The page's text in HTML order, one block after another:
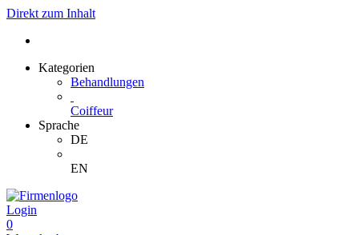
Direkt zum Inhalt
Kategorien
Behandlungen
Coiffeur
Sprache
DE
EN
Login
0